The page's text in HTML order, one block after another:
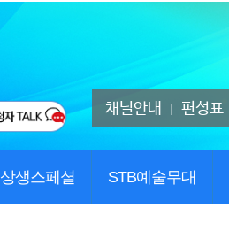
채널안내 편성표
상생스페셜 STB예술무대